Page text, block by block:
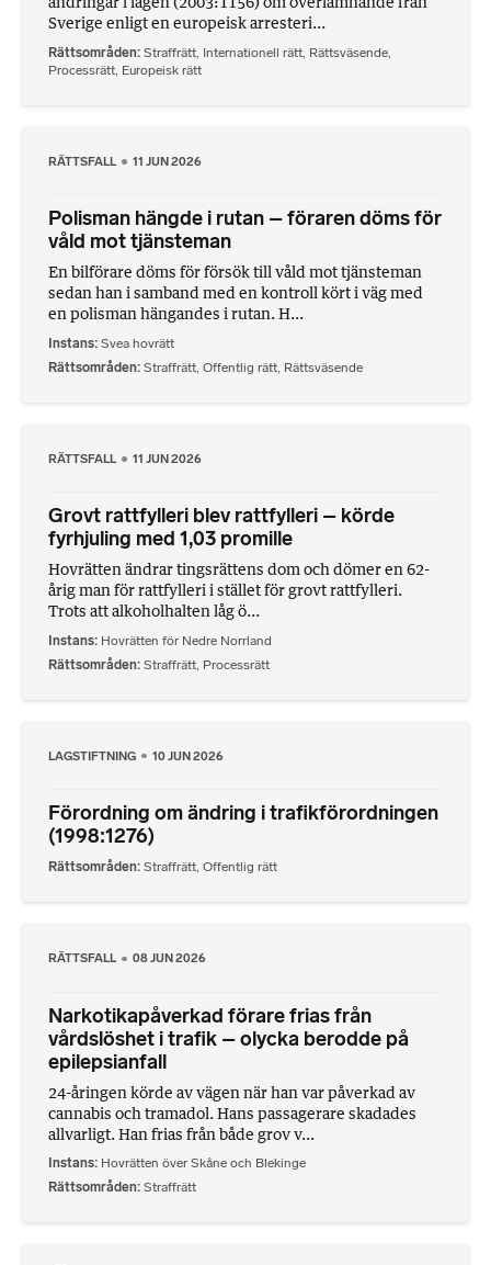
Sverige enligt en europeisk arresteri...
Rättsområden Straffrätt, Internationell rätt, Rättsväsende,
Processrätt, Europeisk rätt
RÄTTSFALL 11 JUN 2026
Polisman hängde i rutan – föraren döms för
våld mot tjänsteman
En bilförare döms för försök till våld mot tjänsteman
sedan han i samband med en kontroll kört i väg med
en polisman hängandes i rutan. H...
Instans Svea hovrätt
Rättsområden Straffrätt Offentlig rätt Rättsväsende
RÄTTSFALL 11 JUN 2026
Grovt rattfylleri blev rattfylleri – körde
fyrhjuling med 1,03 promille
Hovrätten ändrar tingsrättens dom och dömer en 62-
årig man för rattfylleri i stället för grovt rattfylleri.
Trots att alkoholhalten låg ö...
Instans Hovrätten för Nedre Norrland
Rättsområden Straffrätt Processrätt
LAGSTIFTNING 10 JUN 2026
Förordning om ändring i trafikförordningen
(1998:1276)
Rättsområden Straffrätt, Offentlig rätt
RÄTTSFALL 08 JUN 2026
Narkotikapåverkad förare frias från
vårdslöshet i trafik – olycka berodde på
epilepsianfall
24-åringen körde av vägen när han var påverkad av
cannabis och tramadol. Hans passagerare skadades
allvarligt. Han frias från både grov v...
Instans Hovrätten över Skåne och Blekinge
Rättsområden Straffrätt